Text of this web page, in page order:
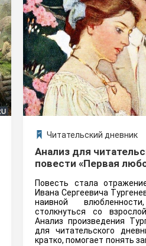
Читательский дневник
Анализ для
повести «Первая
Повесть стала
Ивана Сергеевича
наивной
столкнуться со
Анализ произведения
для читательского
кратко, помогает понять